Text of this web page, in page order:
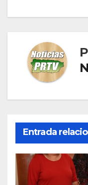
Entrada